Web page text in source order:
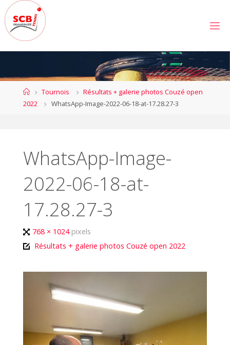
Skip
to
content
C B
UC
OU
IS
HomeTournois
Résultats + galerie photos Couzé open
2022
WhatsApp-Image-2022-06-18-at-17.28.27-3
WhatsApp-Image-
2022-06-18-at-
17.28.27-3
Full
size
768 × 1024 pixels
Résultats + galerie photos Couzé open 2022